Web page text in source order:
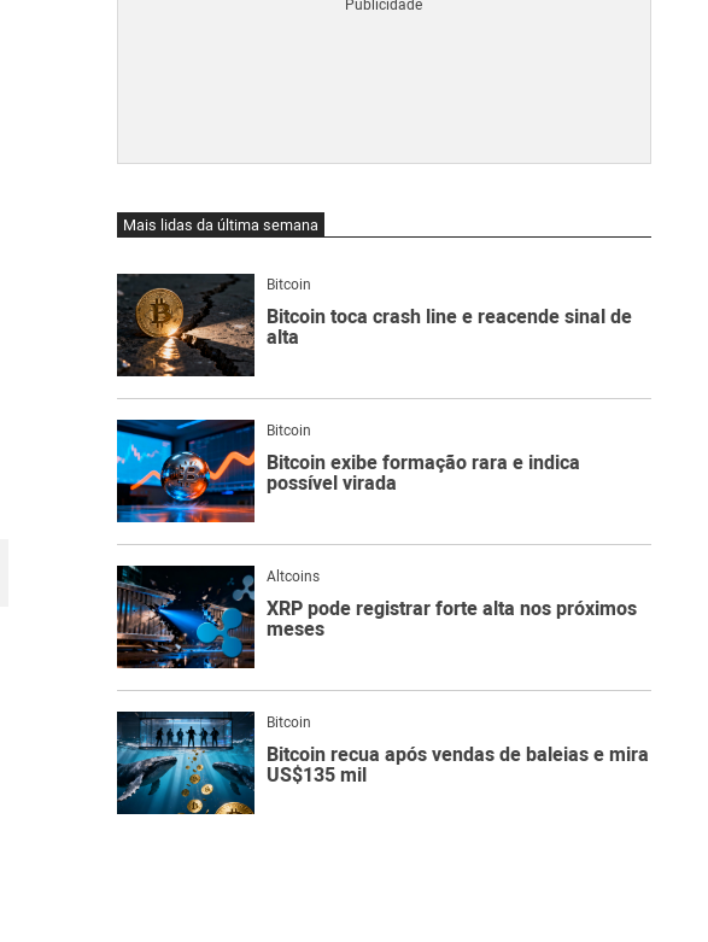
Mais lidas da última semana
Bitcoin
Bitcoin toca crash line e reacende sinal de
alta
Bitcoin
Bitcoin exibe formação rara e indica
possível virada
Altcoins
XRP pode registrar forte alta nos próximos
meses
Bitcoin
Bitcoin recua após vendas de baleias e mira
US$135 mil